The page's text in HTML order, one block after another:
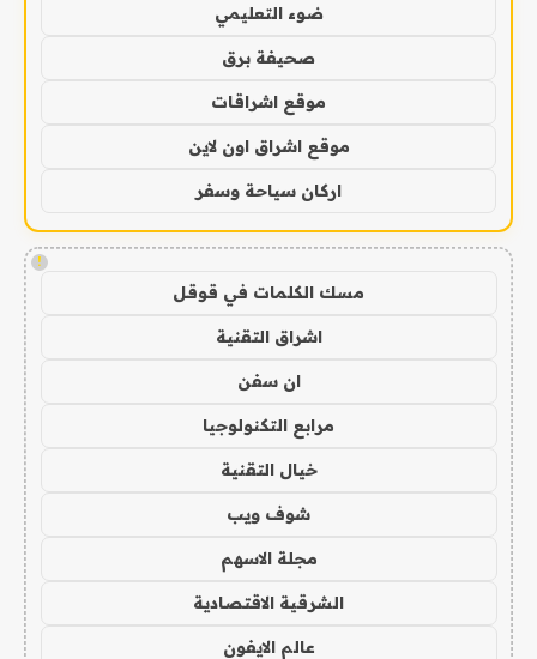
ضوء التعليمي
صحيفة برق
موقع اشراقات
موقع اشراق اون لاين
اركان سياحة وسفر
!
مسك الكلمات في قوقل
اشراق التقنية
ان سفن
مرابع التكنولوجيا
خيال التقنية
شوف ويب
مجلة الاسهم
الشرقية الاقتصادية
عالم الايفون